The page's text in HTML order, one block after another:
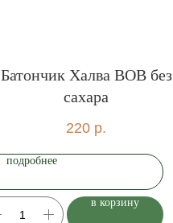
Батончик Халва BOB без
сахара
220 р.
подробнее
в корзину